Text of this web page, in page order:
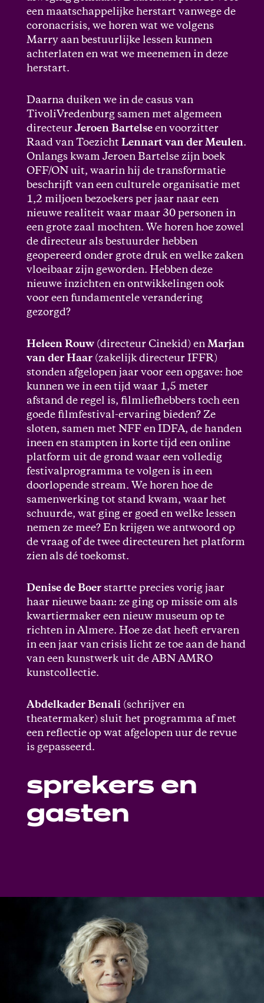
een maatschappelijke herstart vanwege de
coronacrisis, we horen wat we volgens
Marry aan bestuurlijke lessen kunnen
achterlaten en wat we meenemen in deze
herstart.
Daarna duiken we in de casus van
TivoliVredenburg samen met algemeen
directeur Jeroen Bartelse en voorzitter
Raad van Toezicht Lennart van der Meulen.
Onlangs kwam Jeroen Bartelse zijn boek
OFF/ON uit, waarin hij de transformatie
beschrijft van een culturele organisatie met
1,2 miljoen bezoekers per jaar naar een
nieuwe realiteit waar maar 30 personen in
een grote zaal mochten. We horen hoe zowel
de directeur als bestuurder hebben
geopereerd onder grote druk en welke zaken
vloeibaar zijn geworden. Hebben deze
nieuwe inzichten en ontwikkelingen ook
voor een fundamentele verandering
gezorgd?
Heleen Rouw (directeur Cinekid) en Marjan
van der Haar (zakelijk directeur IFFR)
stonden afgelopen jaar voor een opgave: hoe
kunnen we in een tijd waar 1,5 meter
afstand de regel is, filmliefhebbers toch een
goede filmfestival-ervaring bieden? Ze
sloten, samen met NFF en IDFA, de handen
ineen en stampten in korte tijd een online
platform uit de grond waar een volledig
festivalprogramma te volgen is in een
doorlopende stream. We horen hoe de
samenwerking tot stand kwam, waar het
schuurde, wat ging er goed en welke lessen
nemen ze mee? En krijgen we antwoord op
de vraag of de twee directeuren het platform
zien als dé toekomst.
Denise de Boer startte precies vorig jaar
haar nieuwe baan: ze ging op missie om als
kwartiermaker een nieuw museum op te
richten in Almere. Hoe ze dat heeft ervaren
in een jaar van crisis licht ze toe aan de hand
van een kunstwerk uit de ABN AMRO
kunstcollectie.
Abdelkader Benali (schrijver en
theatermaker) sluit het programma af met
een reflectie op wat afgelopen uur de revue
is gepasseerd.
sprekers en
gasten